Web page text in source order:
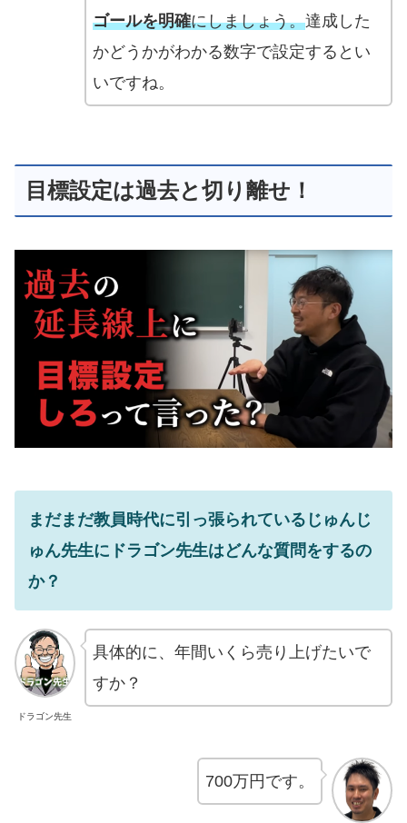
ゴールを明確にしましょう。達成した
かどうかがわかる数字で設定するとい
いですね。
目標設定は過去と切り離せ！
まだまだ教員時代に引っ張られているじゅんじ
ゅん先生にドラゴン先生はどんな質問をするの
か？
ドラゴン先生
具体的に、年間いくら売り上げたいで
すか？
700万円です。